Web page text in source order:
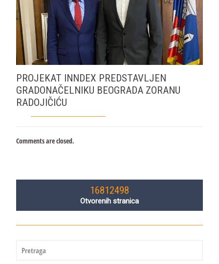
PROJEKAT INNDEX PREDSTAVLJEN
GRADONAČELNIKU BEOGRADA ZORANU
RADOJIČIĆU
Comments are closed.
16812498
Otvorenih stranica